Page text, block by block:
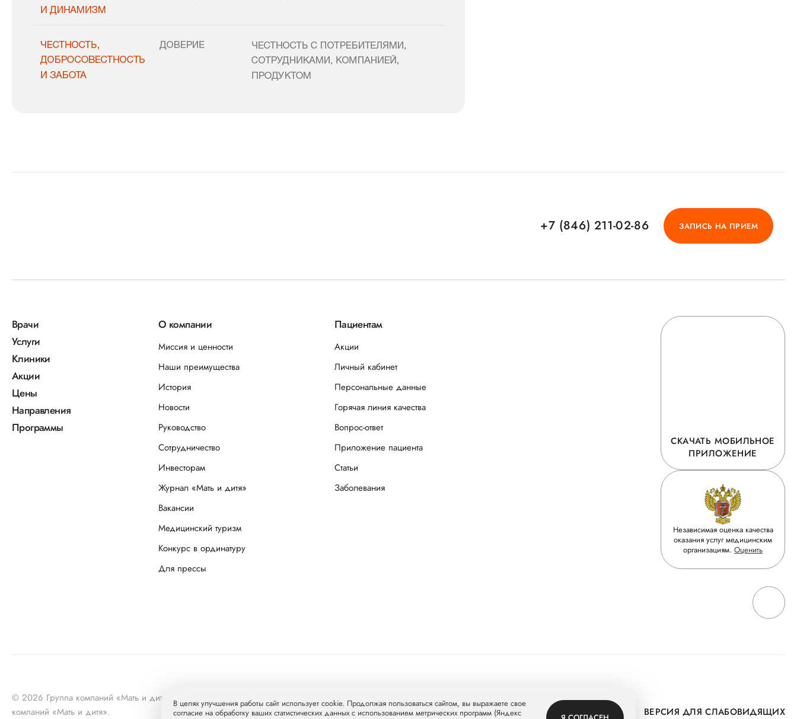
+7 (846) 211-02-86 ЗАПИСЬ НА ПРИЕМ
Врачи
Услуги
Клиники
Акции
Цены
Направления
Программы
О компании
Миссия и ценности
Наши преимущества
История
Новости
Руководство
Сотрудничество
Инвесторам
Журнал «Мать и дитя»
Вакансии
Медицинский туризм
Конкурс в ординатуру
Для прессы
Пациентам
Акции
Личный кабинет
Персональные данные
Горячая линия качества
Вопрос-ответ
Приложение пациента
Статьи
Заболевания
СКАЧАТЬ МОБИЛЬНОЕ
ПРИЛОЖЕНИЕ
Независимая оценка качества
оказания услуг медицинским
организациям. Оценить
© 2026 Группа компаний «Мать и дитя» МКПАО «МД Медикал Груп» mcclinics.ru . Все права защищены. ООО «ХАВЕН» входит в Группу
компаний «Мать и дитя».
ВЕРСИЯ ДЛЯ СЛАБОВИДЯЩИХ
В целях улучшения работы сайт использует cookie. Продолжая пользоваться сайтом, вы выражаете свое
согласие на обработку ваших статистических данных с использованием метрических программ (Яндекс